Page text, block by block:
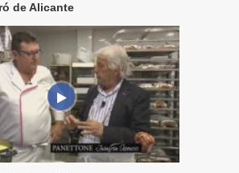
de Alicante